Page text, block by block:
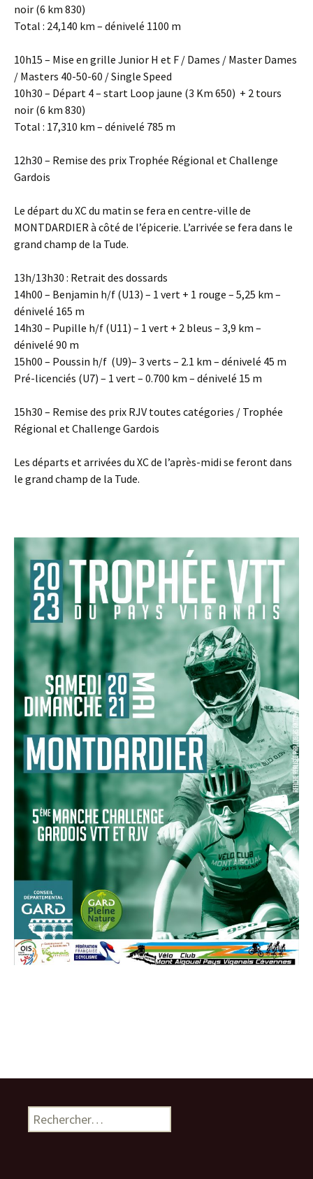
noir (6 km 830)
Total : 24,140 km – dénivelé 1100 m
10h15 – Mise en grille Junior H et F / Dames / Master Dames
/ Masters 40-50-60 / Single Speed
10h30 – Départ 4 – start Loop jaune (3 Km 650) + 2 tours
noir (6 km 830)
Total : 17,310 km – dénivelé 785 m
12h30 – Remise des prix Trophée Régional et Challenge
Gardois
Le départ du XC du matin se fera en centre-ville de
MONTDARDIER à côté de l’épicerie. L’arrivée se fera dans le
grand champ de la Tude.
13h/13h30 : Retrait des dossards
14h00 – Benjamin h/f (U13) – 1 vert + 1 rouge – 5,25 km –
dénivelé 165 m
14h30 – Pupille h/f (U11) – 1 vert + 2 bleus – 3,9 km –
dénivelé 90 m
15h00 – Poussin h/f (U9)– 3 verts – 2.1 km – dénivelé 45 m
Pré-licenciés (U7) – 1 vert – 0.700 km – dénivelé 15 m
15h30 – Remise des prix RJV toutes catégories / Trophée
Régional et Challenge Gardois
Les départs et arrivées du XC de l’après-midi se feront dans
le grand champ de la Tude.
Rechercher :